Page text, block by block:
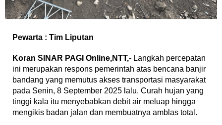
Pewarta : Tim Liputan
Koran SINAR PAGI Online,NTT,- Langkah percepatan
ini merupakan respons pemerintah atas bencana banjir
bandang yang memutus akses transportasi masyarakat
pada Senin, 8 September 2025 lalu. Curah hujan yang
tinggi kala itu menyebabkan debit air meluap hingga
mengikis badan jalan dan membuatnya amblas total.